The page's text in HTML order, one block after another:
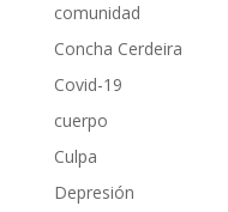
comunidad
Concha Cerdeira
Covid-19
cuerpo
Culpa
Depresión